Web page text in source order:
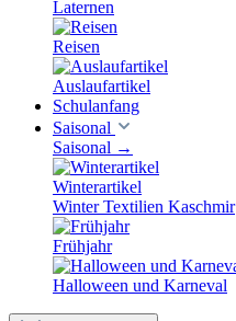
Laternen
Reisen
Auslaufartikel
Schulanfang
Saisonal
Saisonal →
Winterartikel
Winter Textilien Kaschmir
Frühjahr
Halloween und Karneval